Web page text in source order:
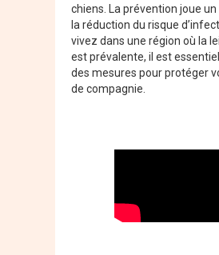
chiens. La prévention joue un
la réduction du risque
vivez dans une région où la
est prévalente, il est
des mesures pour protéger
de compagnie.